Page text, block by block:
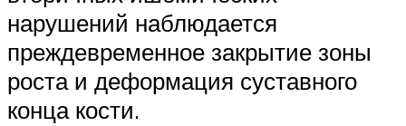
нарушений наблюдается
преждевременное закрытие зоны
роста и деформация суставного
конца кости.